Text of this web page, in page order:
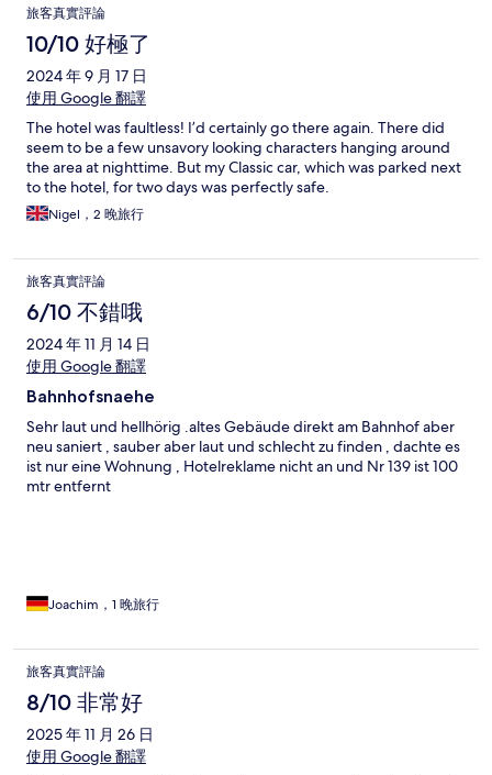
旅客真實評論
10/10 好極了
2024 年 9 月 17 日
使用 Google 翻譯
The hotel was faultless! I’d certainly go there again. There did
seem to be a few unsavory looking characters hanging around
the area at nighttime. But my Classic car, which was parked next
to the hotel, for two days was perfectly safe.
Nigel，2 晚旅行
旅客真實評論
6/10 不錯哦
2024 年 11 月 14 日
使用 Google 翻譯
Bahnhofsnaehe
Sehr laut und hellhörig .altes Gebäude direkt am Bahnhof aber
neu saniert , sauber aber laut und schlecht zu finden , dachte es
ist nur eine Wohnung , Hotelreklame nicht an und Nr 139 ist 100
mtr entfernt
Joachim，1 晚旅行
旅客真實評論
8/10 非常好
2025 年 11 月 26 日
使用 Google 翻譯